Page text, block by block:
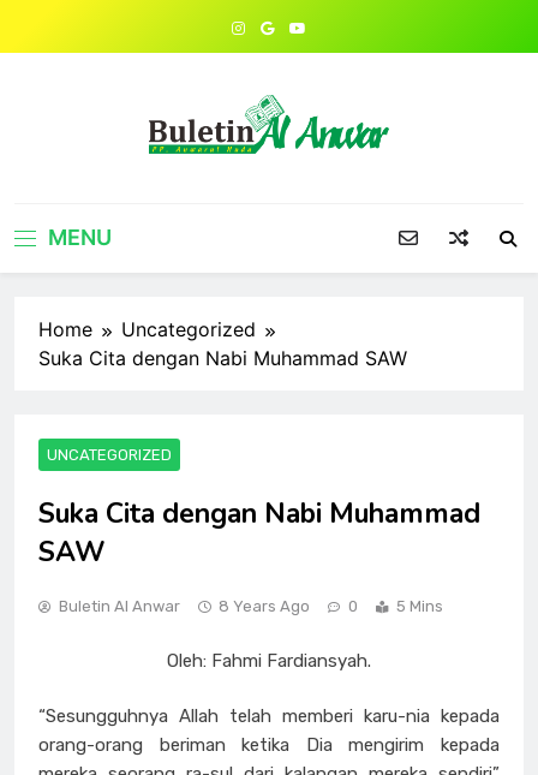
MENU
Home
Uncategorized
Suka Cita dengan Nabi Muhammad SAW
UNCATEGORIZED
Suka Cita dengan Nabi Muhammad
SAW
Buletin Al Anwar 8 Years Ago 0 5 Mins
Oleh: Fahmi Fardiansyah.
“Sesungguhnya Allah telah memberi karu-nia kepada
orang-orang beriman ketika Dia mengirim kepada